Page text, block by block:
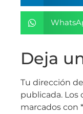
Deja
Tu dirección
publicada. Los
marcados con *